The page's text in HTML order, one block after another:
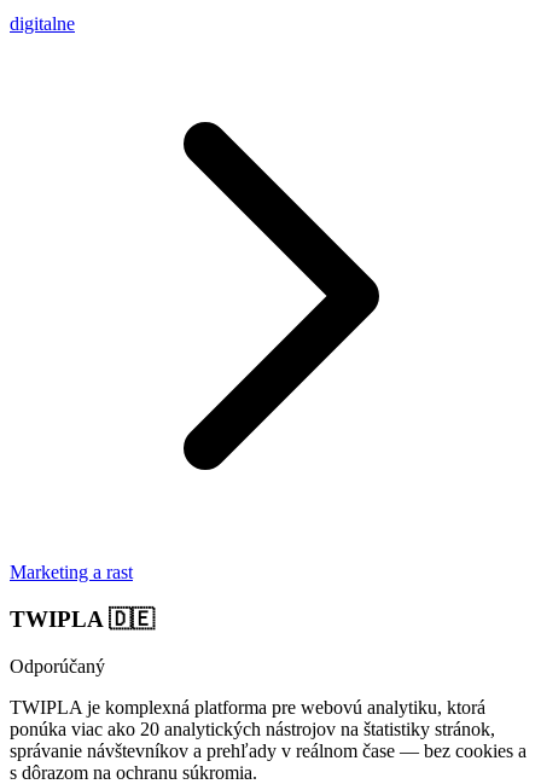
digitalne
Marketing a rast
TWIPLA 🇩🇪
Odporúčaný
TWIPLA je komplexná platforma pre webovú analytiku, ktorá
ponúka viac ako 20 analytických nástrojov na štatistiky stránok,
správanie návštevníkov a prehľady v reálnom čase — bez cookies a
s dôrazom na ochranu súkromia.